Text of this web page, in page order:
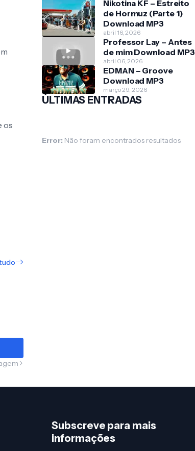
os
Nikotina KF – Estreito
de Hormuz (Parte 1)
Download MP3
abril 16, 2026
Professor Lay – Antes
de mim Download MP3
abril 06, 2026
EDMAN – Groove
Download MP3
março 29, 2026
ÚLTIMAS ENTRADAS
Error: Não foram encontrados resultados
Subscreve para mais
informações